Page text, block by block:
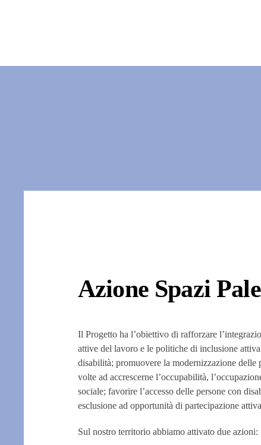
Azione Spazi
Il Progetto ha l’obiettivo di rafforzare
attive del lavoro e le politiche di inclusione
disabilità; promuovere la modernizzazione delle
volte ad accrescerne l’occupabilità,
sociale; favorire l’accesso delle persone con
esclusione ad opportunità di partecipazione
Sul nostro territorio abbiamo attivato due azioni: